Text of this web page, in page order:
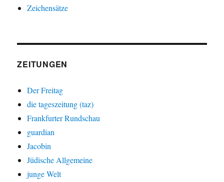
Zeichensätze
ZEITUNGEN
Der Freitag
die tageszeitung (taz)
Frankfurter Rundschau
guardian
Jacobin
Jüdische Allgemeine
junge Welt